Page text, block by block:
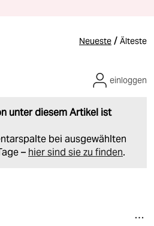
Neueste / Älteste
unter diesem Artikel ist
bei ausgewählten
– hier sind sie zu finden.
einloggen